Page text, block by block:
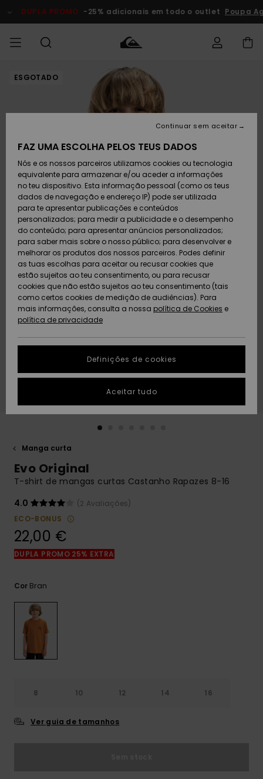
do
DUPLA PROMO -25% adicionais em todo o outlet Poupa
HOMEM Roupas
Calçado e
chinelos
Surfe/água
Snow
Artigos
recém-
chegados
Coleções
MENINO
Roupas
Calçado e
chinelos
Surfe/água
Neve
Artigos
recém-
chegados
Highlights
MULHER
Shop
chegados
Highlights
Snow
SURF
Surf Shop
Homem
Crianças
Highlights
Community
SNOW
Artigos
Neve
Homem
Artigos
Criança
Snow Shop
Feminino
Highlights
Community
DUPLA
PROMO
Outlet
Homem
Criança
Outlet
Mulher
AJUDA
Acede à tua
encomenda
Devoluções
Pagamento
Cartão
presente
Quiksilver
Freedom
Protecção de
dados
Guia de
tamanhos
conversa para
obteres a
resposta mais
rápida à tua
respostas
para as
nosso
SUSTAINABILITY
PRESENTE
DESEJO
ESGOTADO
Manga curta
Evo Original
T-shirt de mangas curtas Castanho Rapazes 8-16
4.0
(2 Avaliações)
ECO-BONUS
22,00 €
DUPLA PROMO 25% EXTRA
Cor Bran
8 10 12 14 16
Ver guia de tamanhos
FAZ UMA ESCOLHA PELOS TEUS DADOS
Nós e os nossos parceiros utilizamos cookies ou tecnologia
equivalente para armazenar e/ou aceder a informações
no teu dispositivo. Esta informação pessoal (como os teus
dados de navegação e endereço IP) pode ser utilizada
para te apresentar publicações e conteúdos
personalizados; para medir a publicidade e o desempenho
do conteúdo; para apresentar anúncios personalizados;
para saber mais sobre o nosso público; para desenvolver e
melhorar os produtos dos nossos parceiros. Podes definir
as tuas escolhas para aceitar ou recusar cookies que
estão sujeitos ao teu consentimento, ou para recusar
cookies que não estão sujeitos ao teu consentimento (tais
como certos cookies de medição de audiências). Para
mais informações, consulta a nossa política de Cookies e
política de privacidade
Definições de cookies
Continuar sem aceitar
Aceitar tudo